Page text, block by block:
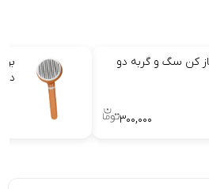
کن سگ و گربه دو
۳۰۰,۰۰۰